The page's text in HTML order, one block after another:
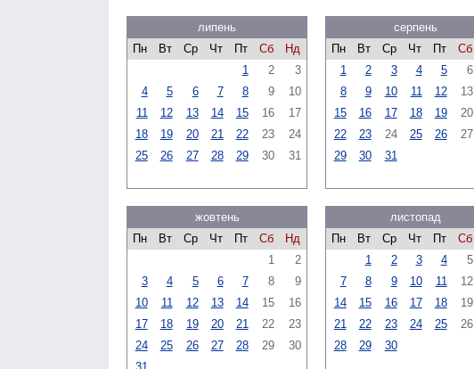
липень
Пн
Вт Ср Чт Пт Сб
Нд
1
2
3
4
5 6 7 8 9
10
11
12 13 14 15 16
17
18
19 20 21 22 23
24
25
26 27 28 29 30 31
серпень
Пн
Вт Ср Чт Пт Сб
1
2 3 4 5 6
8
9 10 11 12 13
15
16 17 18 19 20
22
23 24 25 26 27
29
30 31
жовтень
Пн
Вт Ср Чт Пт Сб
Нд
1
2
3
4 5 6 7 8
9
10
11 12 13 14 15
16
17
18 19 20 21 22
23
24
25 26 27 28 29
30
листопад
Пн
Вт Ср Чт Пт Сб
1
2 3 4 5
7
8 9 10 11 12
14
15 16 17 18 19
21
22 23 24 25 26
28
29 30